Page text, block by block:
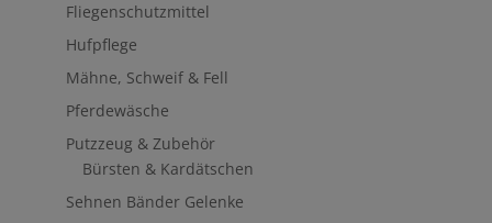
Fliegenschutzmittel
Hufpflege
Mähne, Schweif & Fell
Pferdewäsche
Putzzeug & Zubehör
Bürsten & Kardätschen
Sehnen Bänder Gelenke